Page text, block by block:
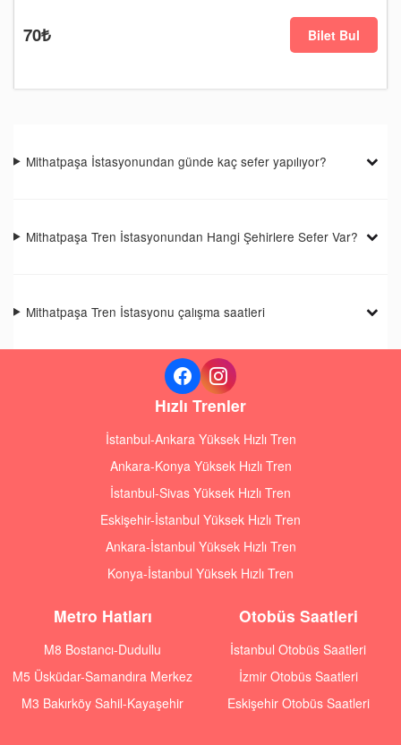
70₺ Bilet Bul
Mithatpaşa İstasyonundan günde kaç sefer yapılıyor?
Mithatpaşa Tren İstasyonundan Hangi Şehirlere Sefer Var?
Mithatpaşa Tren İstasyonu çalışma saatleri
Hızlı Trenler
İstanbul-Ankara Yüksek Hızlı Tren
Ankara-Konya Yüksek Hızlı Tren
İstanbul-Sivas Yüksek Hızlı Tren
Eskişehir-İstanbul Yüksek Hızlı Tren
Ankara-İstanbul Yüksek Hızlı Tren
Konya-İstanbul Yüksek Hızlı Tren
Metro Hatları
M8 Bostancı-Dudullu
M5 Üsküdar-Samandıra Merkez
M3 Bakırköy Sahil-Kayaşehir
Otobüs Saatleri
İstanbul Otobüs Saatleri
İzmir Otobüs Saatleri
Eskişehir Otobüs Saatleri